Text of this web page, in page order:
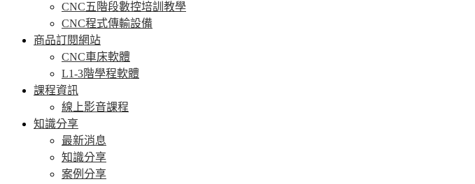
CNC五階段數控培訓教學
CNC程式傳輸設備
商品訂閱網站
CNC車床軟體
L1-3階學程軟體
課程資訊
線上影音課程
知識分享
最新消息
知識分享
案例分享